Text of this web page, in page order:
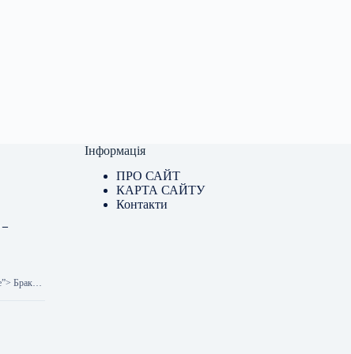
–
Брак
Інформація
ПРО САЙТ
КАРТА САЙТУ
Контакти